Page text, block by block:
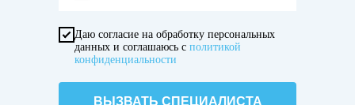
Даю согласие на обработку персональных
данных и соглашаюсь с политикой
конфиденциальности
ВЫЗВАТЬ СПЕЦИАЛИСТА